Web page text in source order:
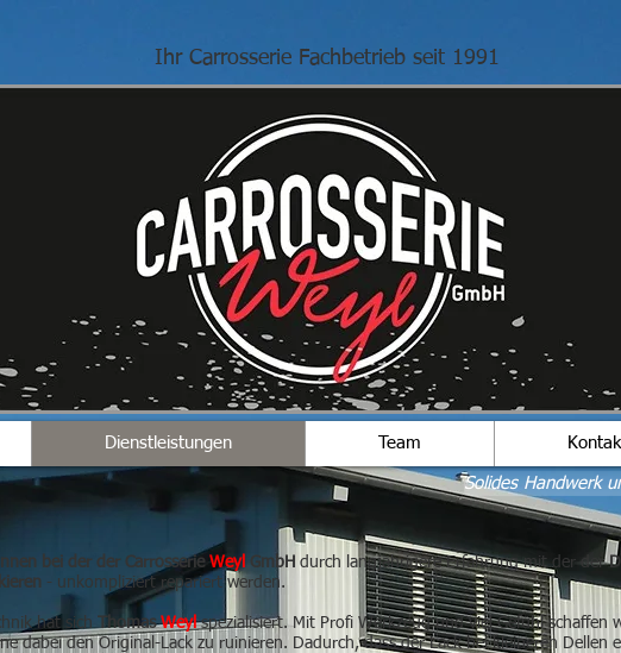
Ihr Carrosserie Fachbetrieb seit 1991
Dienstleistungen Team
Solides Handwerk
bei der der Carrosserie Weyl GmbH durch langjährigere Erfahrung mit der der
- unkompliziert repariert werden.
hat sich ThomasWeylspezialisiert.Mit Profi Werkzeug und viel Gefühl schaffen
dabei den Original-Lack zu ruinieren. Dadurch, dass der Lack bei kleineren Dellen